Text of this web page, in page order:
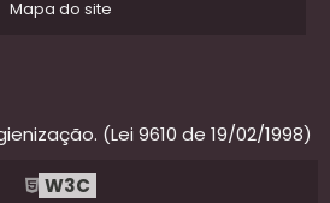
Mapa do site
(Lei 9610 de 19/02/1998)
W3C